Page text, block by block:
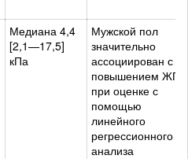
Медиана 4,4
[2,1—17,5]
кПа
Мужской пол
значительно
ассоциирован с
повышением ЖП
при оценке с
помощью
линейного
регрессионного
анализа